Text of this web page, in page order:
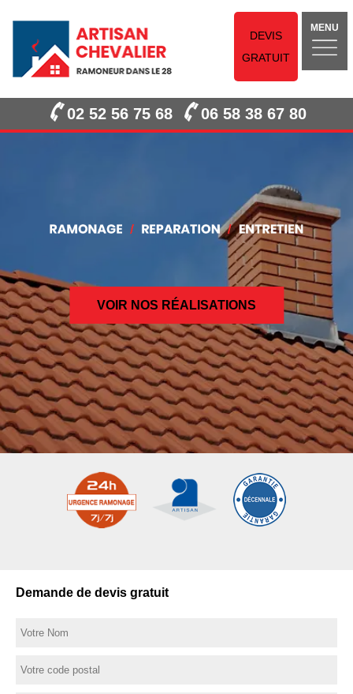
DEVIS
GRATUIT
MENU
02 52 56 75 68 06 58 38 67 80
VOIR NOS RÉALISATIONS
Demande de devis gratuit